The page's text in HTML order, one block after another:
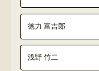
徳力 富吉郎
浅野 竹二